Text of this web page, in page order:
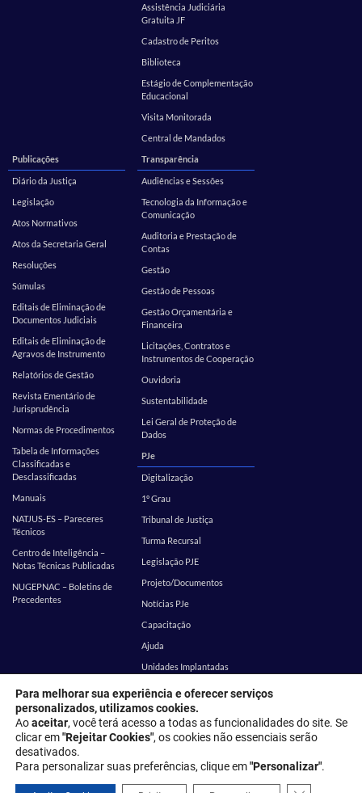
Assistência Judiciária
Gratuita JF
Cadastro de Peritos
Biblioteca
Estágio de Complementação
Educacional
Visita Monitorada
Central de Mandados
Publicações
Diário da Justiça
Legislação
Atos Normativos
Atos da Secretaria Geral
Resoluções
Súmulas
Editais de Eliminação de
Documentos Judiciais
Editais de Eliminação de
Agravos de Instrumento
Relatórios de Gestão
Revista Ementário de
Jurisprudência
Normas de Procedimentos
Tabela de Informações
Classificadas e
Desclassificadas
Manuais
NATJUS-ES – Pareceres
Técnicos
Centro de Inteligência –
Notas Técnicas Publicadas
NUGEPNAC – Boletins de
Precedentes
Transparência
Audiências e Sessões
Tecnologia da Informação e
Comunicação
Auditoria e Prestação de
Contas
Gestão
Gestão de Pessoas
Gestão Orçamentária e
Financeira
Licitações, Contratos e
Instrumentos de Cooperação
Ouvidoria
Sustentabilidade
Lei Geral de Proteção de
Dados
PJe
Digitalização
1º Grau
Tribunal de Justiça
Turma Recursal
Legislação PJE
Projeto/Documentos
Notícias PJe
Capacitação
Ajuda
Unidades Implantadas
Estatística
SEI
EMES Corregedoria
Endereço: Rua Desembargador Homero Mafra, 60 - Enseada do Suá,
Vitória - ES, 29050-906
Para melhorar sua experiência e oferecer serviços
personalizados, utilizamos cookies.
Aoaceitar, você terá acesso a todas as funcionalidades do site. Se
clicar em"Rejeitar Cookies", os cookies não essenciais serão
desativados.
Para personalizar suas preferências, clique em"Personalizar".